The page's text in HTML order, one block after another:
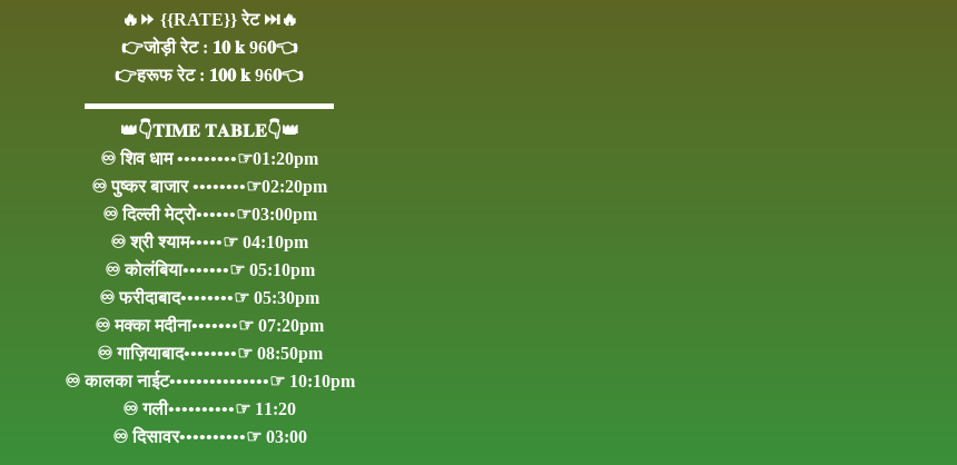
🔥⏩ {{RATE}} रेट ⏭🔥
👉जोड़ी रेट : 𝟏𝟎 𝐤 96𝟎👈
👉हरूफ रेट : 𝟏𝟎𝟎 𝐤 96𝟎👈
▬▬▬▬▬▬▬▬▬▬▬▬▬▬
👑👇𝐓𝐈𝐌𝐄 𝐓𝐀𝐁𝐋𝐄👇👑
♾ शिव धाम •••••••••☞01:20pm
♾ पुष्कर बाजार ••••••••☞02:20pm
♾ दिल्ली मेट्रो••••••☞03:00pm
♾ श्री श्याम•••••☞ 04:10pm
♾ कोलंबिया•••••••☞ 05:10pm
♾ फरीदाबाद••••••••☞ 05:30pm
♾ मक्का मदीना•••••••☞ 07:20pm
♾ गाज़ियाबाद••••••••☞ 08:50pm
♾ कालका नाईट•••••••••••••••☞ 10:10pm
♾ गली••••••••••☞ 11:20
♾ दिसावर••••••••••☞ 03:00